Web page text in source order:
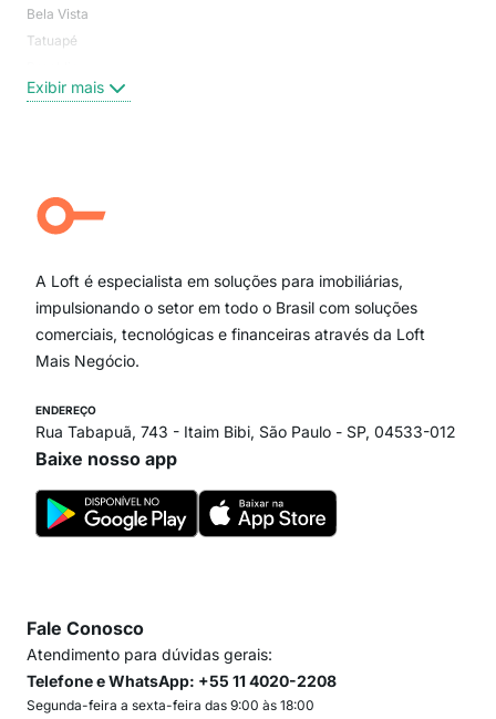
Bela Vista
Tatuapé
Centro
Campo Belo
Ipiranga
Paraíso
Itaim Bibi
Exibir mais
A Loft é especialista em soluções para imobiliárias,
impulsionando o setor em todo o Brasil com soluções
comerciais, tecnológicas e financeiras através da Loft
Mais Negócio.
ENDEREÇO
Rua Tabapuã, 743 - Itaim Bibi, São Paulo - SP, 04533-012
Baixe nosso app
Fale Conosco
Atendimento para dúvidas gerais:
Telefone e WhatsApp: +55 11 4020-2208
Segunda-feira a sexta-feira das 9:00 às 18:00